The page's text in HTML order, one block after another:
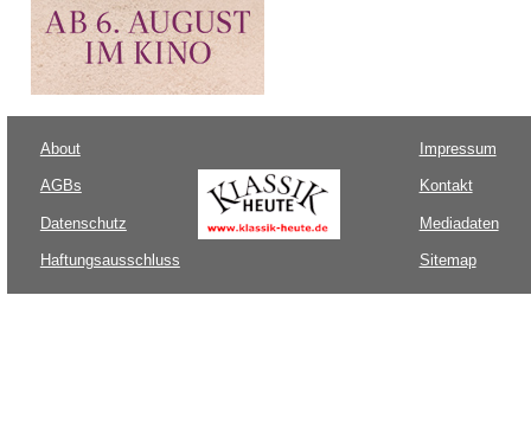
About
AGBs
Datenschutz
Haftungsausschluss
Impressum
Kontakt
Mediadaten
Sitemap